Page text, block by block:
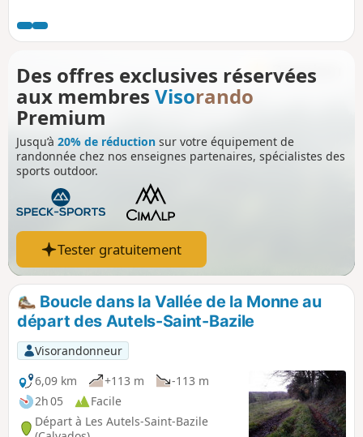
Des offres exclusives réservées
aux membres Visorando
Premium
Jusqu’à 20% de réduction sur votre équipement de
randonnée chez nos enseignes partenaires, spécialistes des
sports outdoor.
Tester gratuitement
Boucle dans la Vallée de la Monne au
départ des Autels-Saint-Bazile
Visorandonneur
6,09 km
+113 m
-113 m
2h 05
Facile
Départ à Les Autels-Saint-Bazile